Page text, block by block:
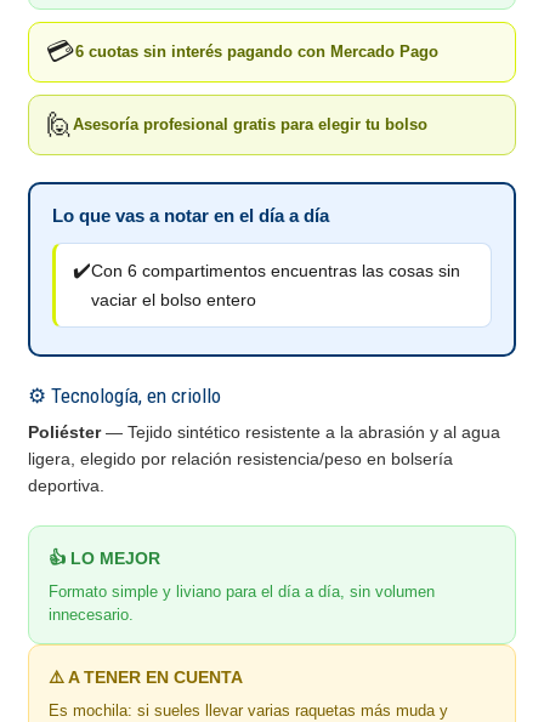
💳6 cuotas sin interés pagando con Mercado Pago
🙋Asesoría profesional gratis para elegir tu bolso
Lo que vas a notar en el día a día
✔️Con 6 compartimentos encuentras las cosas sin
vaciar el bolso entero
⚙️ Tecnología, en criollo
Poliéster— Tejido sintético resistente a la abrasión y al agua
ligera, elegido por relación resistencia/peso en bolsería
deportiva.
👍 LO MEJOR
Formato simple y liviano para el día a día, sin volumen
innecesario.
⚠️ A TENER EN CUENTA
Es mochila: si sueles llevar varias raquetas más muda y